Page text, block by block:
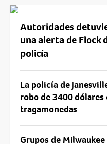
Autoridades
una alerta de Flock
policía
La policía de
robo de 3400 dólares
tragamonedas
Grupos de